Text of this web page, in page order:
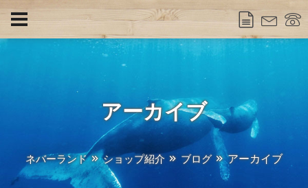
アーカイブ
ネバーランド ショップ紹介 ブログ アーカイブ